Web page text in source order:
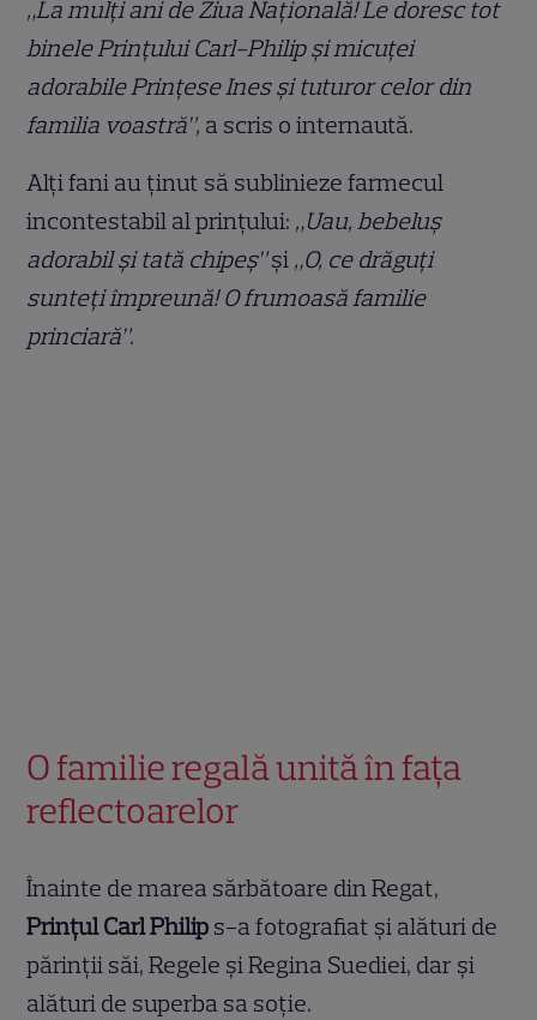
„La mulți ani de Ziua Națională! Le doresc tot
binele Prințului Carl-Philip și micuței
adorabile Prințese Ines și tuturor celor din
familia voastră”, a scris o internaută.
Alți fani au ținut să sublinieze farmecul
incontestabil al prințului: „Uau, bebeluș
adorabil și tată chipeș”și „O, ce drăguți
sunteți împreună! O frumoasă familie
princiară”.
O familie regală unită în fața
reflectoarelor
Înainte de marea sărbătoare din Regat,
Prințul Carl Philip s-a fotografiat și alături de
părinții săi, Regele și Regina Suediei, dar și
alături de superba sa soție.